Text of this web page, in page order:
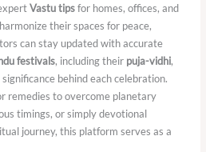
Vastu tipsfor homes, offices, and
their spaces for peace,
can stay updated with accurate
festivals, including their puja-vidhi,
behind each celebration.
remedies to overcome planetary
timings, or simply devotional
journey, this platform serves as a